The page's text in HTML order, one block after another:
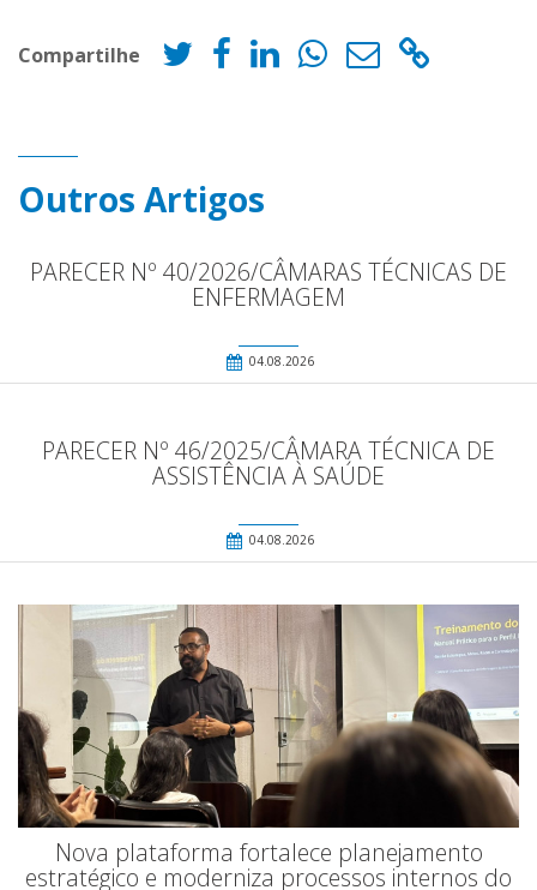
Compartilhe
Outros Artigos
PARECER Nº 40/2026/CÂMARAS TÉCNICAS DE
ENFERMAGEM
04.08.2026
PARECER Nº 46/2025/CÂMARA TÉCNICA DE
ASSISTÊNCIA À SAÚDE
04.08.2026
Nova plataforma fortalece planejamento
estratégico e moderniza processos internos do